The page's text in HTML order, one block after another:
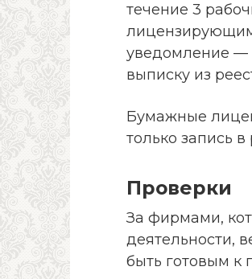
течение 3
уведомление —
выписку из
Бумажные
только запись в
Проверки
За фирмами,
деятельности,
быть готовым к